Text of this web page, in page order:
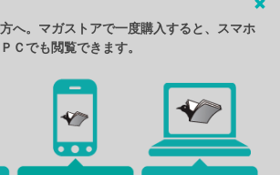
へ。マガストアで一度購入すると、スマホ
Ｃでも閲覧できます。